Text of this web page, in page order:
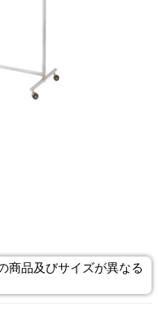
品及びサイズが異なる